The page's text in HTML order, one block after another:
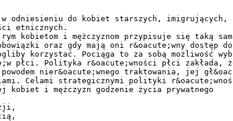
odniesieniu do kobiet starszych, imigrujących,
etnicznych.
kobietom i mężczyznom przypisuje się taką
oraz gdy mają oni r&oacute;wny dostęp
korzystać. Pociąga to za sobą możliwość
płci. Polityka r&oacute;wności płci zakłada,
nier&oacute;wnego traktowania, jej
Celami strategicznymi polityki
kobiet i mężczyzn godzenie życia prywatnego